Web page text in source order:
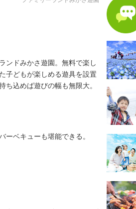
ンドみかさ遊園。無料で楽し
子どもが楽しめる遊具を設置
込めば遊びの幅も無限大。
ベキューも堪能できる。